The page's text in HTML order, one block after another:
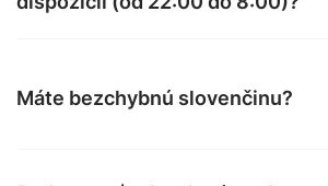
Máte bezchybnú slovenčinu?